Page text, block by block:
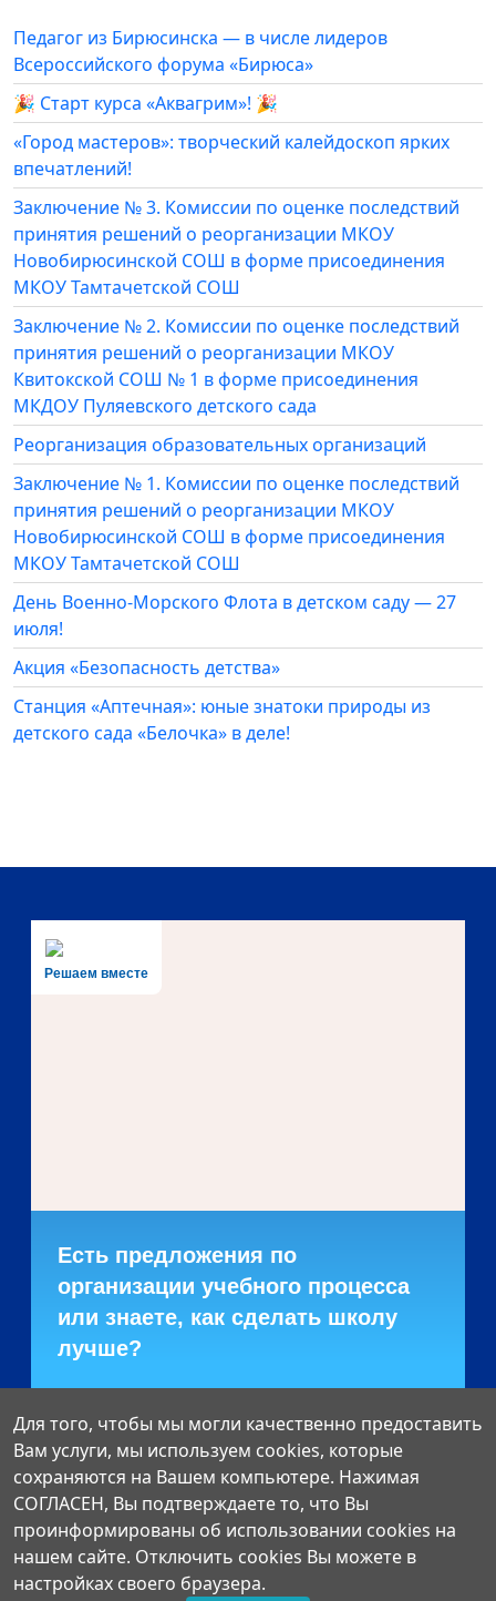
Педагог из Бирюсинска — в числе лидеров
Всероссийского форума «Бирюса»
🎉 Старт курса «Аквагрим»! 🎉
«Город мастеров»: творческий калейдоскоп ярких
впечатлений!
Заключение № 3. Комиссии по оценке последствий
принятия решений о реорганизации МКОУ
Новобирюсинской СОШ в форме присоединения
МКОУ Тамтачетской СОШ
Заключение № 2. Комиссии по оценке последствий
принятия решений о реорганизации МКОУ
Квитокской СОШ № 1 в форме присоединения
МКДОУ Пуляевского детского сада
Реорганизация образовательных организаций
Заключение № 1. Комиссии по оценке последствий
принятия решений о реорганизации МКОУ
Новобирюсинской СОШ в форме присоединения
МКОУ Тамтачетской СОШ
День Военно-Морского Флота в детском саду — 27
июля!
Акция «Безопасность детства»
Станция «Аптечная»: юные знатоки природы из
детского сада «Белочка» в деле!
Решаем вместе
Есть предложения по
организации учебного процесса
или знаете, как сделать школу
лучше?
Написать о проблеме
Для того, чтобы мы могли качественно предоставить
Вам услуги, мы используем cookies, которые
сохраняются на Вашем компьютере. Нажимая
СОГЛАСЕН, Вы подтверждаете то, что Вы
проинформированы об использовании cookies на
нашем сайте. Отключить cookies Вы можете в
настройках своего браузера.